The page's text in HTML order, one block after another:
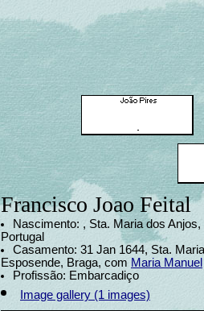
Francisco Joao Feital
Nascimento: , Sta. Maria dos
Portugal
Casamento: 31 Jan 1644, Sta.
Esposende, Braga, com Maria Manuel
Profissão: Embarcadiço
Image gallery (1 images)